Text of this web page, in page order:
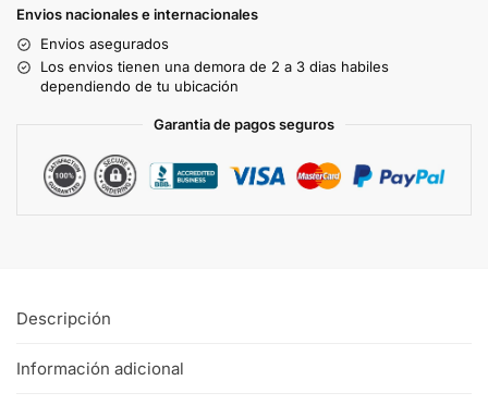
Envios nacionales e internacionales
Envios asegurados
Los envios tienen una demora de 2 a 3 dias habiles
dependiendo de tu ubicación
Garantia de pagos seguros
Descripción
Información adicional